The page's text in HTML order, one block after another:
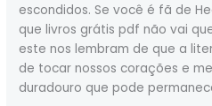
escondidos. Se você é fã de
que livros grátis pdf não vai
este nos lembram de que a
de tocar nossos corações e
duradouro que pode